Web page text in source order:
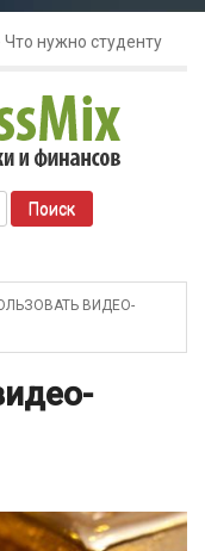
Что нужно студенту
бизнеса?
Телефония для
инструменты для
бизнес?
ВИДЕО-